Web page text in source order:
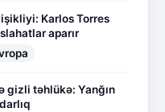
Karlos Torres
aparır
gizli təhlükə: Yanğın